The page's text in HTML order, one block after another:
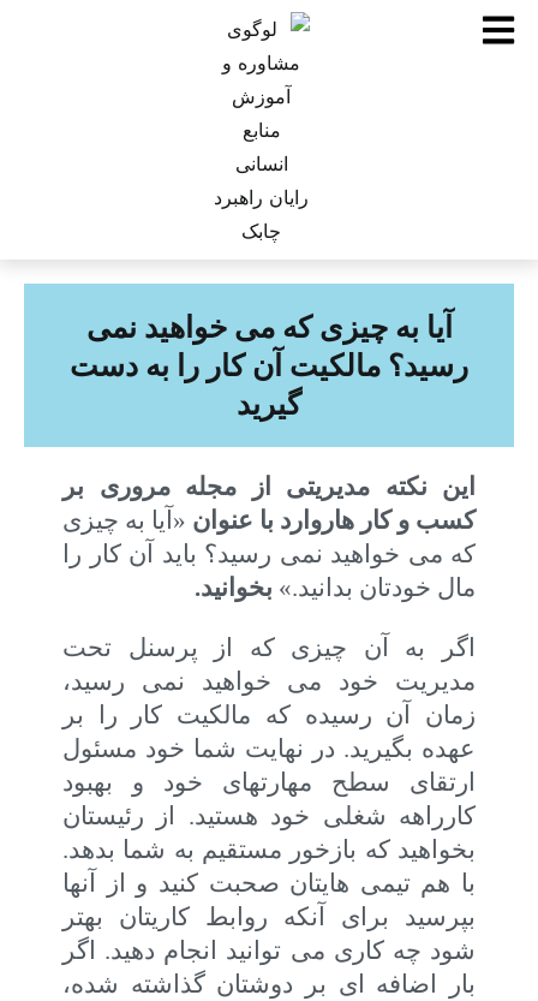
آیا به چیزی که می خواهید نمی
رسید؟ مالکیت آن کار را به دست
گیرید
این نکته مدیریتی از مجله مروری بر
کسب و کار هاروارد با عنوان «آیا به چیزی
که می خواهید نمی رسید؟ باید آن کار را
مال خودتان بدانید.» بخوانید.
اگر به آن چیزی که از پرسنل تحت
مدیریت خود می خواهید نمی رسید،
زمان آن رسیده که مالکیت کار را بر
عهده بگیرید. در نهایت شما خود مسئول
ارتقای سطح مهارتهای خود و بهبود
کارراهه شغلی خود هستید. از رئیستان
بخواهید که بازخور مستقیم به شما بدهد.
با هم تیمی هایتان صحبت کنید و از آنها
بپرسید برای آنکه روابط کاریتان بهتر
شود چه کاری می توانید انجام دهید. اگر
بار اضافه ای بر دوشتان گذاشته شده،